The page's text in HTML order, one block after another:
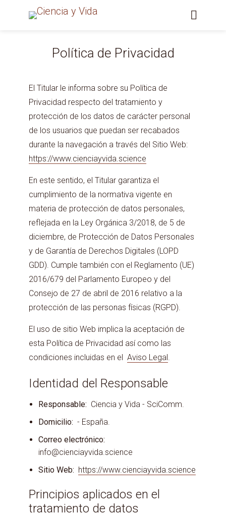
Política de Privacidad
El Titular le informa sobre su Política de
Privacidad respecto del tratamiento y
protección de los datos de carácter personal
de los usuarios que puedan ser recabados
durante la navegación a través del Sitio Web:
https://www.cienciayvida.science
En este sentido, el Titular garantiza el
cumplimiento de la normativa vigente en
materia de protección de datos personales,
reflejada en la Ley Orgánica 3/2018, de 5 de
diciembre, de Protección de Datos Personales
y de Garantía de Derechos Digitales (LOPD
GDD). Cumple también con el Reglamento (UE)
2016/679 del Parlamento Europeo y del
Consejo de 27 de abril de 2016 relativo a la
protección de las personas físicas (RGPD).
El uso de sitio Web implica la aceptación de
esta Política de Privacidad así como las
condiciones incluidas en el Aviso Legal.
Identidad del Responsable
Responsable: Ciencia y Vida - SciComm.
Domicilio: - España.
Correo electrónico:
info@cienciayvida.science
Sitio Web: https://www.cienciayvida.science
Principios aplicados en el
tratamiento de datos